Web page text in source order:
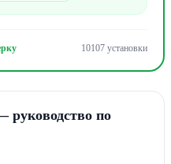
10107 установки
руководство по